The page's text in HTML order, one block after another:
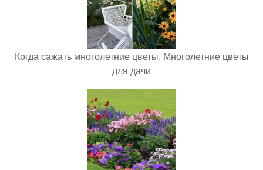
Когда сажать многолетние цветы. Многолетние цветы
для дачи